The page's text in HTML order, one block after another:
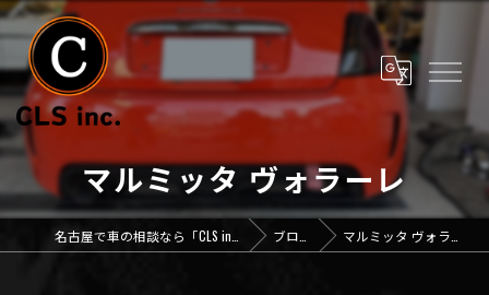
マルミッタ ヴォラーレ
ブログ マルミッタ ヴォラーレ